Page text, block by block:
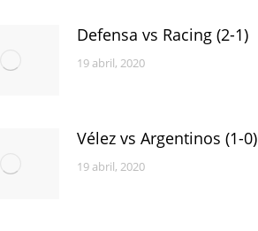
Defensa vs Racing (2-1)
19 abril, 2020
Vélez vs Argentinos (1-0)
19 abril, 2020